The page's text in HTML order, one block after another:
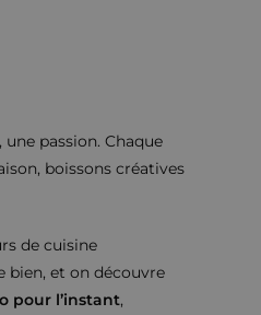
passion. Chaque
boissons créatives
de cuisine
bien, et on découvre
pour l’instant,